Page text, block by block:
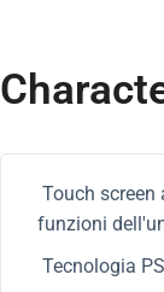
Touch
funzioni
Tecnologia